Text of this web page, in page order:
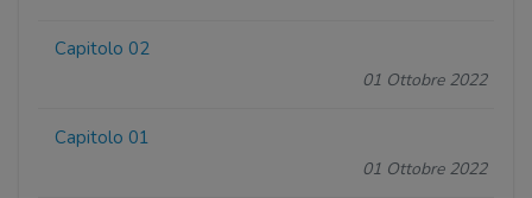
Capitolo 02
01 Ottobre 2022
Capitolo 01
01 Ottobre 2022